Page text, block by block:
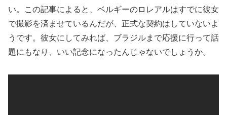
い。この記事によると、ベルギーのロレアルはすでに彼女
で撮影を済ませているんだが、正式な契約はしていないよ
うです。彼女にしてみれば、ブラジルまで応援に行って話
題にもなり、いい記念になったんじゃないでしょうか。